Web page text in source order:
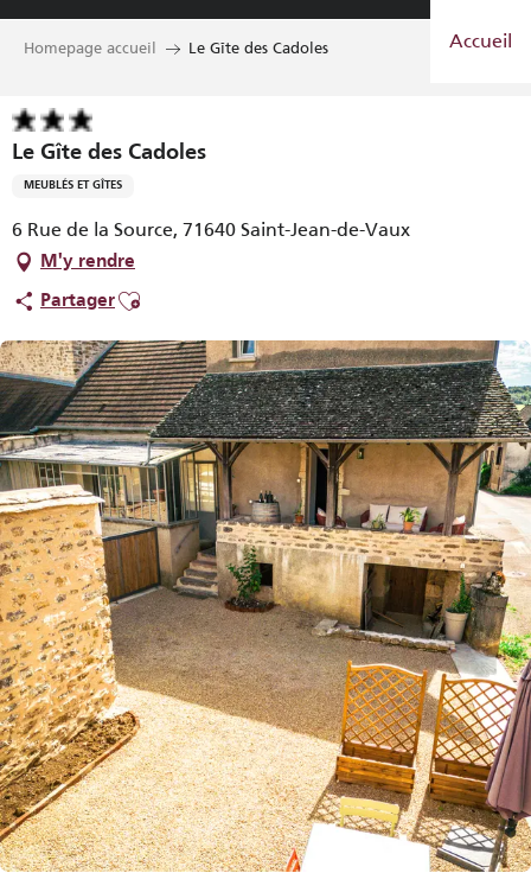
Aller
Accueil
Homepage accueil Le Gîte des Cadoles
Le Gîte des Cadoles
MEUBLÉS ET GÎTES
6 Rue de la Source, 71640 Saint-Jean-de-Vaux
M'y rendre
PartagerAjouter aux favoris